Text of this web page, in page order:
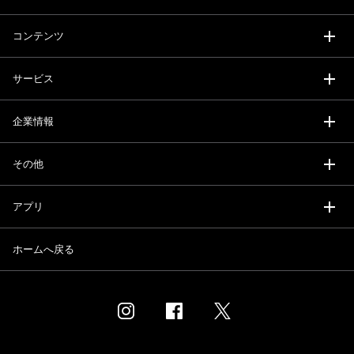
コンテンツ
サービス
企業情報
その他
アプリ
ホームへ戻る